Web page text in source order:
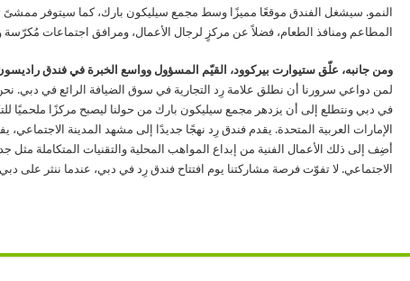
النمو. سيشغل الفندق موقعًا مميزًا وسط مجمع سيليكون بارك، كما سيتوفر
المطاعم ومنافذ الطعام، فضلاً عن مركزٍ لرجال الأعمال، ومرافق اجتماعات مُكرّسة
ومن جانبه، علّق ستيوارت بيركوود، القيّم المسؤول وواسع الخبرة في فندق
لمن دواعي سرورنا أن نطلق علامة رِد التجارية في سوق الضيافة الرائع في دبي.
في دبي ونتطلع إلى أن يزدهر مجمع سيليكون بارك من حولنا ليصبح مركزًا ملحميًا
الإمارات العربية المتحدة. يقدم فندق رِد نهجًا جديدًا إلى مشهد المدينة الاجتماعي،
أضِف إلى ذلك الأعمال الفنية من إبداع المواهب المحلية والتقنيات المتكاملة
الاجتماعي. لا تفوّت فرصة مشاركتنا يوم افتتاح فندق رِد في دبي، عندما ننثر على دبي